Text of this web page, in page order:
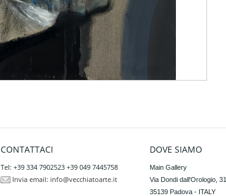
CONTATTACI
Tel: +39 334 7902523 +39 049 7445758
Invia email: info@vecchiatoarte.it
DOVE SIAMO
Main Gallery
Via Dondi dall'Orologio, 31
35139 Padova - ITALY